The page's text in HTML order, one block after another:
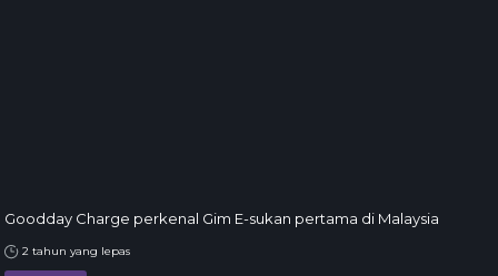
Goodday Charge perkenal Gim E-sukan pertama di Malaysia
2 tahun yang lepas